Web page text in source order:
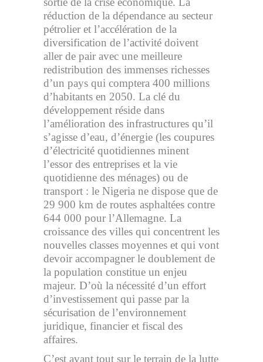
réduction de la dépendance au secteur
pétrolier et l’accélération de la
diversification de l’activité doivent
aller de pair avec une meilleure
redistribution des immenses richesses
d’un pays qui comptera 400 millions
d’habitants en 2050. La clé du
développement réside dans
l’amélioration des infrastructures qu’il
s’agisse d’eau, d’énergie (les coupures
d’électricité quotidiennes minent
l’essor des entreprises et la vie
quotidienne des ménages) ou de
transport : le Nigeria ne dispose que de
29 900 km de routes asphaltées contre
644 000 pour l’Allemagne. La
croissance des villes qui concentrent les
nouvelles classes moyennes et qui vont
devoir accompagner le doublement de
la population constitue un enjeu
majeur. D’où la nécessité d’un effort
d’investissement qui passe par la
sécurisation de l’environnement
juridique, financier et fiscal des
affaires.
C’est avant tout sur le terrain de la lutte